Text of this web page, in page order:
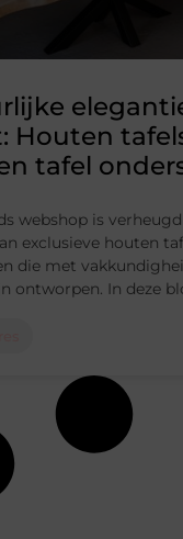
Houten
tafel
webshop is
exclusieve houten
die met
ontworpen. In deze